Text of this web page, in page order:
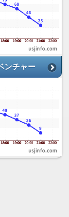
ンチャー